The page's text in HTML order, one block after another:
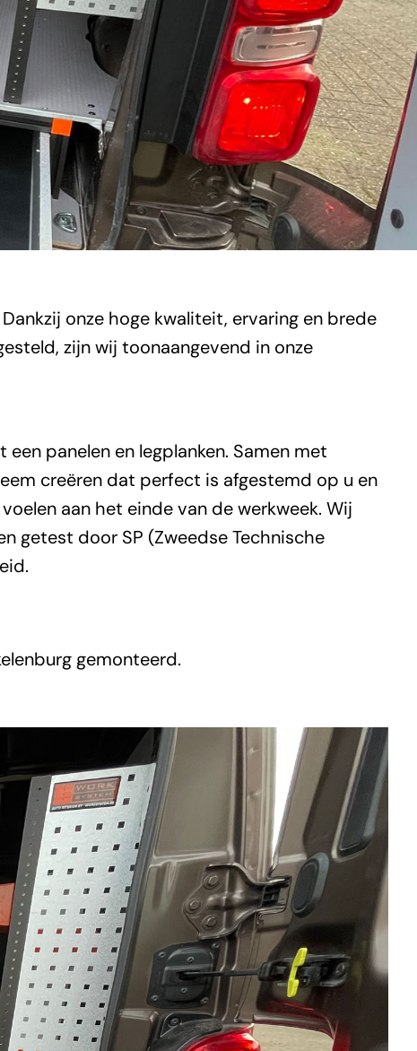
onze hoge kwaliteit, ervaring en brede
zijn wij toonaangevend in onze
panelen en legplanken. Samen met
creëren dat perfect is afgestemd op u en
aan het einde van de werkweek. Wij
getest door SP (Zweedse Technische
gemonteerd.